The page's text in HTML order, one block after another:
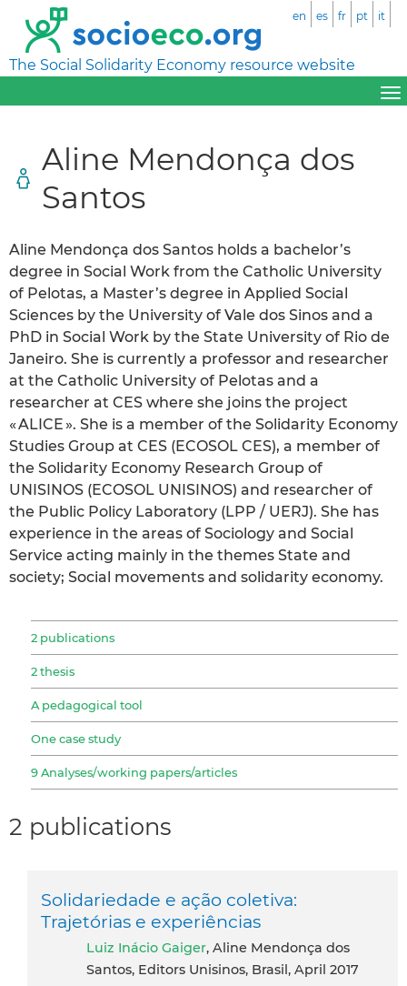
The Social Solidarity Economy resource website
en es fr pt it
Aline Mendonça dos
Santos
Aline Mendonça dos Santos holds a bachelor’s
degree in Social Work from the Catholic University
of Pelotas, a Master’s degree in Applied Social
Sciences by the University of Vale dos Sinos and a
PhD in Social Work by the State University of Rio de
Janeiro. She is currently a professor and researcher
at the Catholic University of Pelotas and a
researcher at CES where she joins the project
« ALICE ». She is a member of the Solidarity Economy
Studies Group at CES (ECOSOL CES), a member of
the Solidarity Economy Research Group of
UNISINOS (ECOSOL UNISINOS) and researcher of
the Public Policy Laboratory (LPP / UERJ). She has
experience in the areas of Sociology and Social
Service acting mainly in the themes State and
society; Social movements and solidarity economy.
2 publications
2 thesis
A pedagogical tool
One case study
9 Analyses/working papers/articles
2 publications
Solidariedade e ação coletiva:
Trajetórias e experiências
Luiz Inácio Gaiger, Aline Mendonça dos
Santos, Editors Unisinos, Brasil, April 2017